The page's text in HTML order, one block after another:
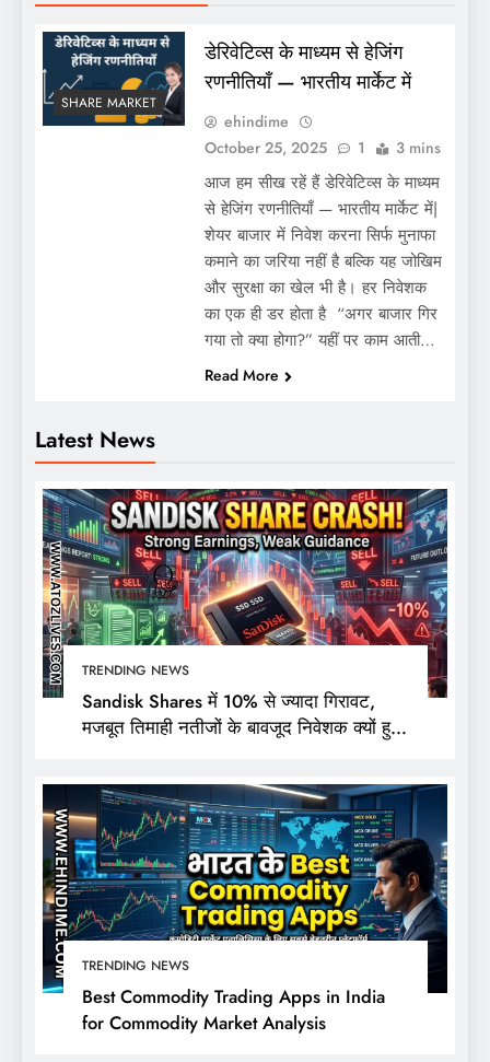
Latest News
TRENDING NEWS
Sandisk Shares में 10% से ज्यादा गिरावट,
मजबूत तिमाही नतीजों के बावजूद निवेशक क्यों हुए
TRENDING NEWS
Best Commodity Trading Apps in India
for Commodity Market Analysis
SHARE MARKET
डेरिवेटिव्स के माध्यम से हेजिंग
रणनीतियाँ — भारतीय मार्केट में
ehindime
October 25, 2025
1 3 mins
आज हम सीख रहें हैं डेरिवेटिव्स के माध्यम
से हेजिंग रणनीतियाँ — भारतीय मार्केट में|
शेयर बाजार में निवेश करना सिर्फ मुनाफा
कमाने का जरिया नहीं है बल्कि यह जोखिम
और सुरक्षा का खेल भी है। हर निवेशक
का एक ही डर होता है “अगर बाजार गिर
गया तो क्या होगा?” यहीं पर काम आती…
Read More